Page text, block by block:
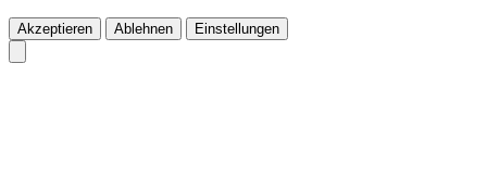
Akzeptieren Ablehnen Einstellungen